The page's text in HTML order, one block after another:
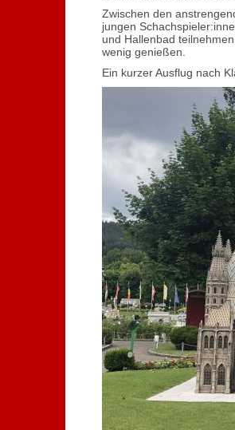
Zwischen den
jungen
und Hallenbad
wenig genießen.
Ein kurzer Ausflug nach